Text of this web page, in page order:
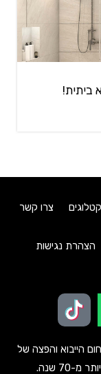
ביתית!
קטלוגים צרו קשר
הצהרת נגישות
הייבוא והפצה של
70 שנה.